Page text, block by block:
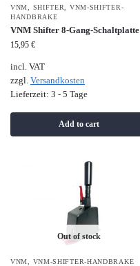
VNM SHIFTER
VNM-SHIFTER-
HANDBRAKE
VNM Shifter 8-Gang-Schaltplatte
15,95 €
incl. VAT
zzgl. Versandkosten
Lieferzeit: 3 - 5 Tage
Add to cart
Out of stock
VNM VNM-SHIFTER-HANDBRAKE